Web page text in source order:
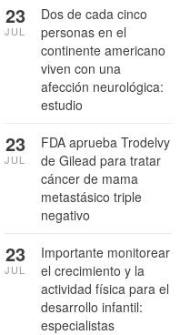
Dos de cada cinco
personas en el
continente americano
viven con una
afección neurológica:
estudio
23
JUL
FDA aprueba Trodelvy
de Gilead para tratar
cáncer de mama
metastásico triple
negativo
23
JUL
Importante monitorear
el crecimiento y la
actividad física para el
desarrollo infantil:
especialistas
23
JUL